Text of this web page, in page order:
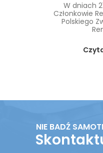
W dniach
Członkowie
Polskiego
NIE BADŹ